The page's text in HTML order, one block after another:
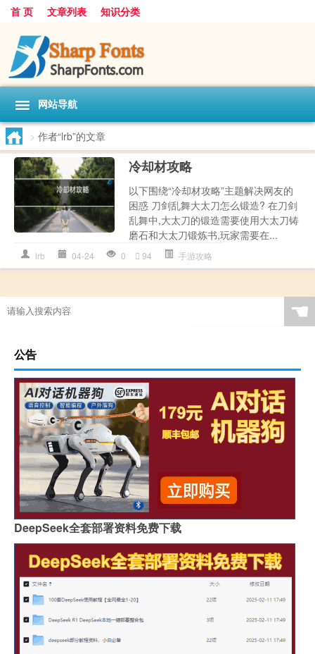
首 页 文章列表 知识分类
网站导航
> 作者“lrb”的文章
冷却材攻略
以下围绕“冷却材攻略”主题解决网友的
困惑 刀剑乱舞大太刀怎么锻造? 在刀剑
乱舞中,大太刀的锻造需要使用大太刀铸
磨石和大太刀锻炼书,玩家需要在...
lrb 04-24 0 94 手游攻略
☚
公告
DeepSeek全套部署资料免费下载